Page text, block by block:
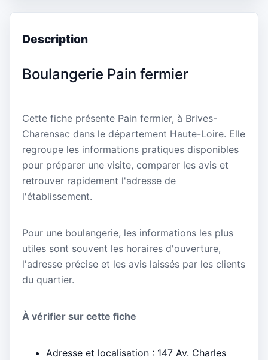
Description
Boulangerie Pain fermier
Cette fiche présente Pain fermier, à Brives-
Charensac dans le département Haute-Loire. Elle
regroupe les informations pratiques disponibles
pour préparer une visite, comparer les avis et
retrouver rapidement l'adresse de
l'établissement.
Pour une boulangerie, les informations les plus
utiles sont souvent les horaires d'ouverture,
l'adresse précise et les avis laissés par les clients
du quartier.
À vérifier sur cette fiche
Adresse et localisation : 147 Av. Charles